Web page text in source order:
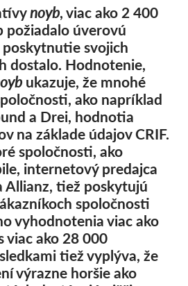
Sponzorstvo
Daňová uznateľnosť
Prihlásenie člena
Tím
Výročné správy
Otázky a odpovede
Kariéra
Kolektívna žaloba
OnionShare
Média
noyb, viac ako 2 400
požiadalo úverovú
svojich
dostalo. Hodnotenie,
ukazuje, že mnohé
ako napríklad
a Drei, hodnotia
na základe údajov CRIF.
spoločnosti, ako
internetový predajca
Allianz, tiež poskytujú
spoločnosti
vyhodnotenia viac ako
viac ako 28 000
tiež vyplýva, že
výrazne horšie ako